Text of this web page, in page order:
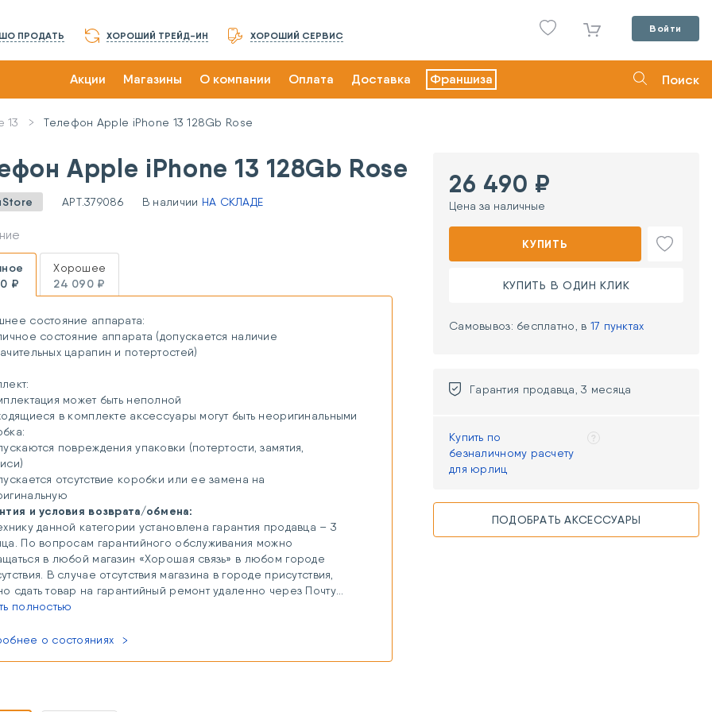
ПРОДАТЬ ХОРОШИЙ ТРЕЙД-ИН ХОРОШИЙ СЕРВИС
Войти
Акции Магазины О компании Оплата Доставка Франшиза Поиск
13 Телефон Apple iPhone 13 128Gb Rose
Apple iPhone 13 128Gb Rose
АРТ.379086 В наличии НА СКЛАДЕ
₽
Хорошее
24 090 ₽
состояние аппарата:
состояние аппарата (допускается наличие
царапин и потертостей)
может быть неполной
в комплекте аксессуары могут быть неоригинальными
повреждения упаковки (потертости, замятия,
отсутствие коробки или ее замена на
и условия возврата/обмена:
данной категории установлена гарантия продавца – 3
По вопросам гарантийного обслуживания можно
в любой магазин «Хорошая связь» в любом городе
В случае отсутствия магазина в городе присутствия,
сдать товар на гарантийный ремонт удаленно через Почту
или курьерскую доставку (расходы, связанные с доставкой
продавцом одновременно с возвратом товара
полностью
о состояниях
26 490 ₽
Цена за наличные
КУПИТЬ
КУПИТЬ В ОДИН КЛИК
Самовывоз: бесплатно, в 17 пунктах
Гарантия продавца, 3 месяца
Купить по
безналичному расчету
для юрлиц
ПОДОБРАТЬ АКСЕССУАРЫ